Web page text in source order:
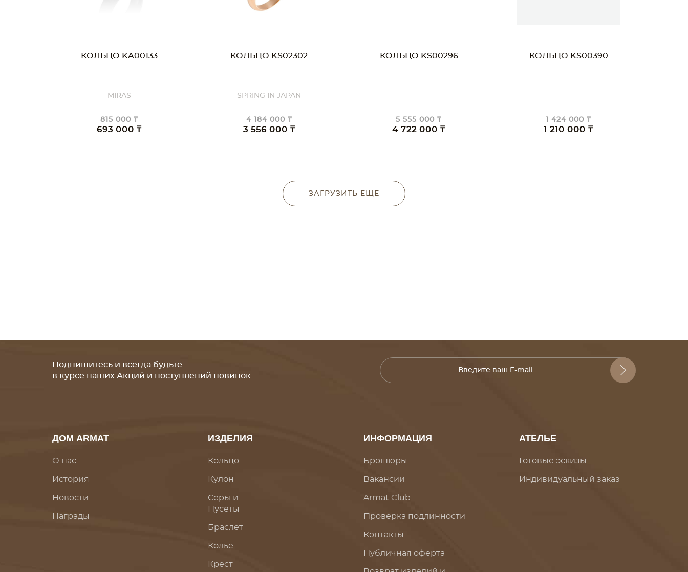
КОЛЬЦО KA00133
MIRAS
815 000 ₸
693 000 ₸
КОЛЬЦО KS02302
SPRING IN JAPAN
4 184 000 ₸
3 556 000 ₸
КОЛЬЦО KS00296
5 555 000 ₸
4 722 000 ₸
КОЛЬЦО KS00390
1 424 000 ₸
1 210 000 ₸
ЗАГРУЗИТЬ ЕЩЕ
Подпишитесь и всегда будьте
в курсе наших Акций и поступлений новинок
ДОМ ARMAT
О нас
История
Новости
Награды
ИЗДЕЛИЯ
Кольцо
Кулон
Серьги
Пусеты
Браслет
Колье
Крест
ИНФОРМАЦИЯ
Брошюры
Вакансии
Armat Club
Проверка подлинности
Контакты
Публичная оферта
АТЕЛЬЕ
Готовые эскизы
Индивидуальный заказ